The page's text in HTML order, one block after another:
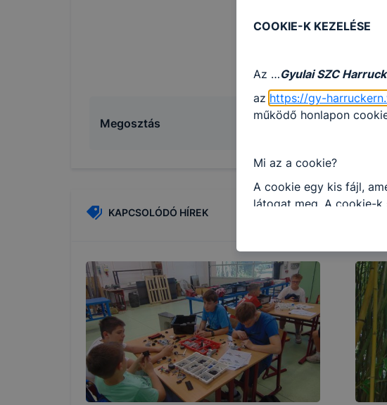
Megosztás
KAPCSOLÓDÓ HÍREK
COOKIE-K KEZELÉSE
Az …Gyulai SZC
az https://gy-
működő honlapon
Mi az a cookie?
A cookie egy kis fájl,
látogat meg. A cookie-k
információt gyűjtenek,
általánosságban
A cookie-kal
alkalmas adatokat. Így
beazonosítani.
AzGyulai SZC
milyen cookie-kat és